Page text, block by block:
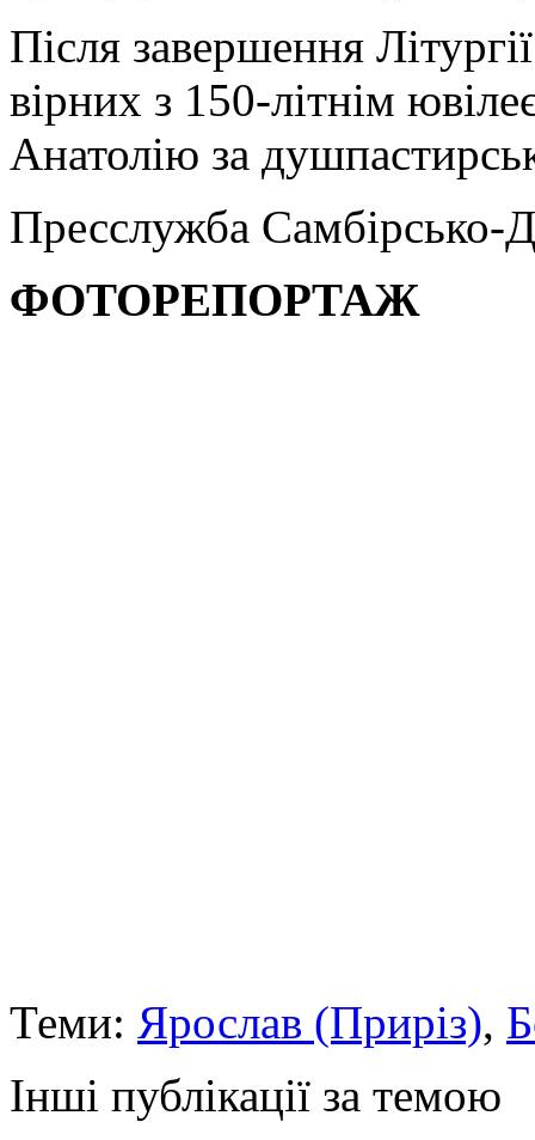
Після завершення
вірних з 150-літнім
Анатолію за
Пресслужба Самбірсько-
ФОТОРЕПОРТАЖ
Теми: Ярослав (Приріз),
Інші публікації за темою